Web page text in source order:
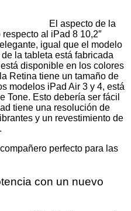
El aspecto de la
al iPad 8 10,2″
igual que el modelo
la tableta está fabricada
disponible en los colores
Retina tiene un tamaño de
modelos iPad Air 3 y 4, está
Tone. Esto debería ser fácil
tiene una resolución de
y un revestimiento de
perfecto para las
con un nuevo